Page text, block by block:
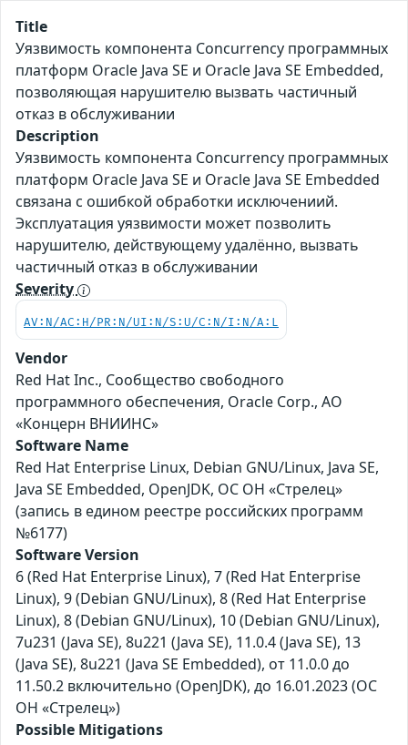
Title
Уязвимость компонента Concurrency программных
платформ Oracle Java SE и Oracle Java SE Embedded,
позволяющая нарушителю вызвать частичный
отказ в обслуживании
Description
Уязвимость компонента Concurrency программных
платформ Oracle Java SE и Oracle Java SE Embedded
связана с ошибкой обработки исключениий.
Эксплуатация уязвимости может позволить
нарушителю, действующему удалённо, вызвать
частичный отказ в обслуживании
Severity
AV:N/AC:H/PR:N/UI:N/S:U/C:N/I:N/A:L
Vendor
Red Hat Inc., Сообщество свободного
программного обеспечения, Oracle Corp., АО
«Концерн ВНИИНС»
Software Name
Red Hat Enterprise Linux, Debian GNU/Linux, Java SE,
Java SE Embedded, OpenJDK, ОС ОН «Стрелец»
(запись в едином реестре российских программ
№6177)
Software Version
6 (Red Hat Enterprise Linux), 7 (Red Hat Enterprise
Linux), 9 (Debian GNU/Linux), 8 (Red Hat Enterprise
Linux), 8 (Debian GNU/Linux), 10 (Debian GNU/Linux),
7u231 (Java SE), 8u221 (Java SE), 11.0.4 (Java SE), 13
(Java SE), 8u221 (Java SE Embedded), от 11.0.0 до
11.50.2 включительно (OpenJDK), до 16.01.2023 (ОС
ОН «Стрелец»)
Possible Mitigations